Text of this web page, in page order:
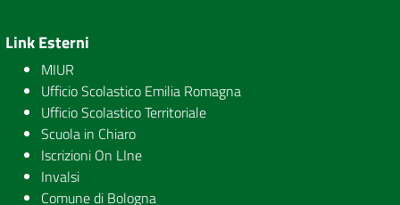
Link Esterni
MIUR
Ufficio Scolastico Emilia Romagna
Ufficio Scolastico Territoriale
Scuola in Chiaro
Iscrizioni On LIne
Invalsi
Comune di Bologna